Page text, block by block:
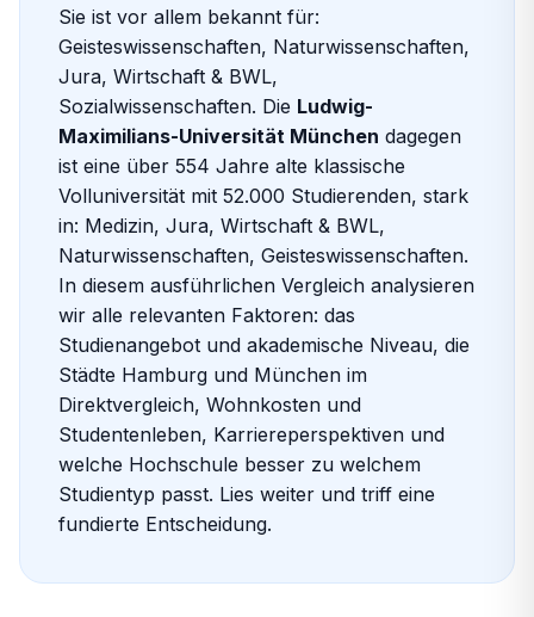
Sie ist vor allem bekannt für:
Geisteswissenschaften, Naturwissenschaften,
Jura, Wirtschaft & BWL,
Sozialwissenschaften. Die Ludwig-
Maximilians-Universität München dagegen
ist eine über 554 Jahre alte klassische
Volluniversität mit 52.000 Studierenden, stark
in: Medizin, Jura, Wirtschaft & BWL,
Naturwissenschaften, Geisteswissenschaften.
In diesem ausführlichen Vergleich analysieren
wir alle relevanten Faktoren: das
Studienangebot und akademische Niveau, die
Städte Hamburg und München im
Direktvergleich, Wohnkosten und
Studentenleben, Karriereperspektiven und
welche Hochschule besser zu welchem
Studientyp passt. Lies weiter und triff eine
fundierte Entscheidung.